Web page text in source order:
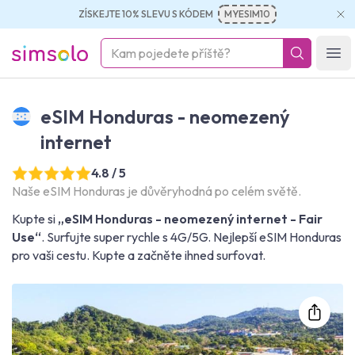
ZÍSKEJTE 10% SLEVU S KÓDEM MYESIM10
simsolo
eSIM Honduras - neomezený
internet
4.8 / 5
Naše eSIM Honduras je důvěryhodná po celém světě.
Kupte si „eSIM Honduras - neomezený internet - Fair
Use“. Surfujte super rychle s 4G/5G. Nejlepší eSIM Honduras
pro vaši cestu. Kupte a začněte ihned surfovat.